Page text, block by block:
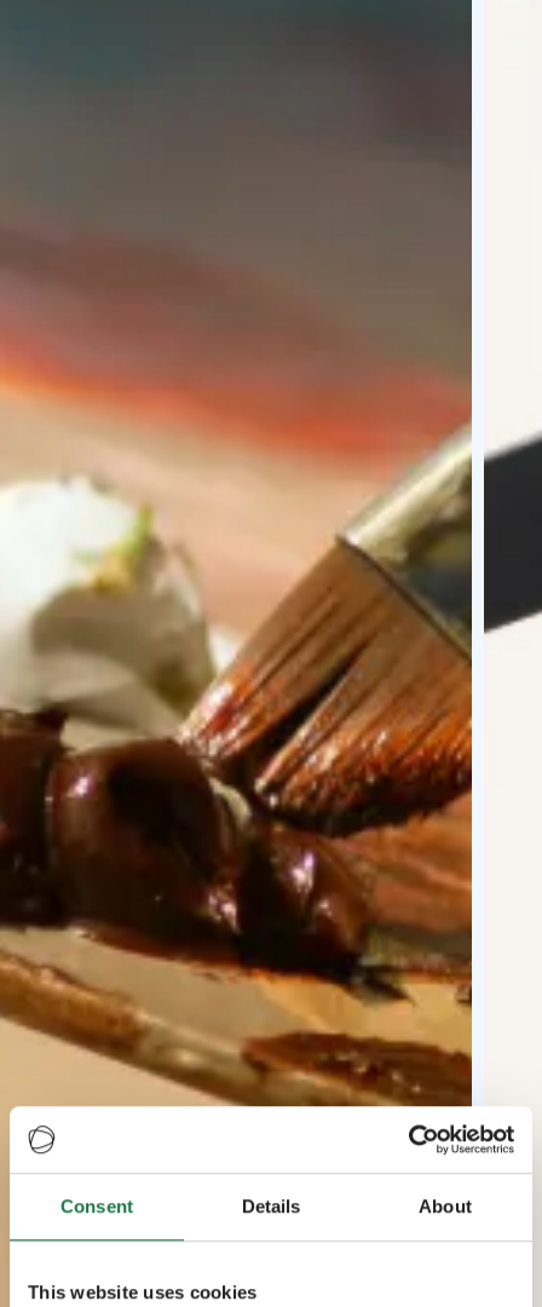
Consent Details About
This website uses cookies